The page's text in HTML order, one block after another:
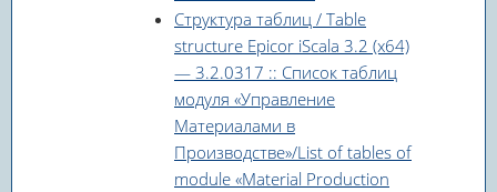
Структура таблиц / Table
structure Epicor iScala 3.2 (x64)
— 3.2.0317 :: Список таблиц
модуля «Управление
Материалами в
Производстве»/List of tables of
module «Material Production